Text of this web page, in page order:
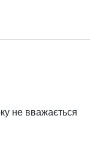
не вважається